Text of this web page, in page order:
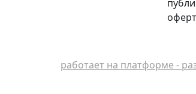
работает на платформе -